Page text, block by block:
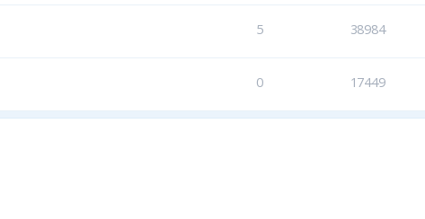
5 38984
0 17449